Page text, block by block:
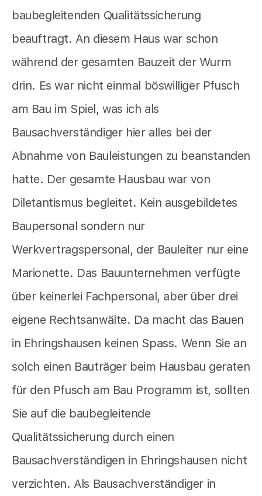
baubegleitenden Qualitätssicherung
beauftragt. An diesem Haus war schon
während der gesamten Bauzeit der Wurm
drin. Es war nicht einmal böswilliger Pfusch
am Bau im Spiel, was ich als
Bausachverständiger hier alles bei der
Abnahme von Bauleistungen zu beanstanden
hatte. Der gesamte Hausbau war von
Diletantismus begleitet. Kein ausgebildetes
Baupersonal sondern nur
Werkvertragspersonal, der Bauleiter nur eine
Marionette. Das Bauunternehmen verfügte
über keinerlei Fachpersonal, aber über drei
eigene Rechtsanwälte. Da macht das Bauen
in Ehringshausen keinen Spass. Wenn Sie an
solch einen Bauträger beim Hausbau geraten
für den Pfusch am Bau Programm ist, sollten
Sie auf die baubegleitende
Qualitätssicherung durch einen
Bausachverständigen in Ehringshausen nicht
verzichten. Als Bausachverständiger in